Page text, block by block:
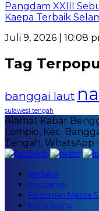
Pangdam XXIII
Kaepa Terbaik
Juli 9, 2026 | 10:08
Tag
banggai laut
sulawesi tengah
Alamat Kabar
Lompio, Kec.
Tengah, WhatsApp
Redaksi
Disclaimer
Pedoman Media
Kerja Sama